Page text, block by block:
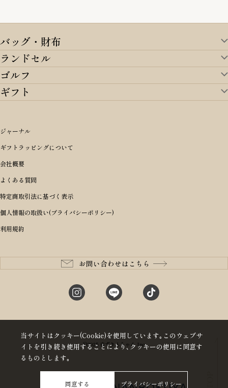
バッグ・財布
バッグ・財布TOP
すべてを見る
アイテムから選ぶ
リュックサック・デイパック・バックパック
ショルダーバッグ
ボディバッグ・ウエストバッグ
長財布
二つ折り財布
三つ折り財布
コインケース・小銭入れ
m＋ エムピウ
PORTER 吉田カバン ポーター
BRIEFING ブリーフィング
Dakota ダコタ
CLEDRAN クレドラン
aniary アニアリ
CIE シー
StitchandSew ステッチアンドソー
ランドセル
ランドセルTOP
すべてを見る
オリジナルランドセル
女の子ランドセル
男の子ランドセル
ランドセル小物・その他
レッド
ピンク
パープル(ラベンダー)
キャメル
ブルー・ネイビー
価格から選ぶ
〜49,999円
50,000円〜59,999円
60,000円〜69,999円
70,000円〜79,999円
80,000円〜
ゴルフ
ゴルフTOP
アイテムから選ぶ
キャディバッグ
ヘッドカバー
ゴルフ小物
ゴルフウェア/アクセサリー
ブランドから選ぶ
BRIEFING ブリーフィング
master-piece マスターピース
JONES ジョーンズ
木の庄帆布
ギフト
シーンから探す
誕生日
結婚祝い
出産祝い
入学・進学祝い
成人祝い
就職・栄転祝い
長寿・還暦祝い
性別・年齢から探す
男性向け
女性向け
10代
20代
30代
予算から探す
〜4,999円
5,000円〜9,999円
10,000円〜19,999円
20,000円〜29,999円
ジャーナル
ギフトラッピングについて
会社概要
よくある質問
特定商取引法に基づく表示
個人情報の取扱い(プライバシーポリシー)
利用規約
お問い合わせはこちら
©2025 赤ずきんちゃん Inc
当サイトはクッキー(Cookie)を使用しています｡このウェブサ
イトを引き続き使用することにより､クッキーの使用に同意す
るものとします｡
同意する プライバシーポリシー